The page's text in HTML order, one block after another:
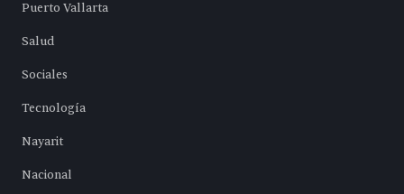
Puerto Vallarta
Salud
Sociales
Tecnología
Nayarit
Nacional